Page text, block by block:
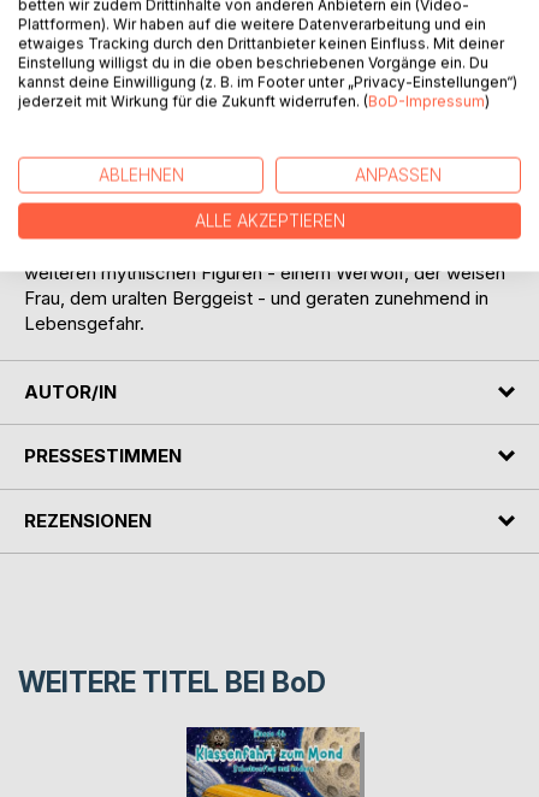
BESCHREIBUNG
Ihr größter Schatz, der Kraftstein Achazurit, hält die Welten
über und unter Tage im Gleichgewicht. Noch. Denn jetzt ist
er verschwunden. Sophie und Luca begeben sich auf eine
abenteuerliche Reise, um ihn zu retten. Dabei begegnen sie
weiteren mythischen Figuren - einem Werwolf, der weisen
Frau, dem uralten Berggeist - und geraten zunehmend in
Lebensgefahr.
AUTOR/IN
PRESSESTIMMEN
REZENSIONEN
WEITERE TITEL BEI BoD
betten wir zudem Drittinhalte von anderen Anbietern ein (Video-
Plattformen). Wir haben auf die weitere Datenverarbeitung und ein
etwaiges Tracking durch den Drittanbieter keinen Einfluss. Mit deiner
Einstellung willigst du in die oben beschriebenen Vorgänge ein. Du
kannst deine Einwilligung (z. B. im Footer unter „Privacy-Einstellungen“)
jederzeit mit Wirkung für die Zukunft widerrufen. (BoD-Impressum)
ABLEHNEN ANPASSEN
ALLE AKZEPTIEREN